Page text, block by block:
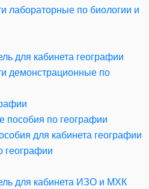
лабораторные по биологии и
для кабинета географии
демонстрационные по
пособия по географии
для кабинета географии
географии
для кабинета ИЗО и МХК